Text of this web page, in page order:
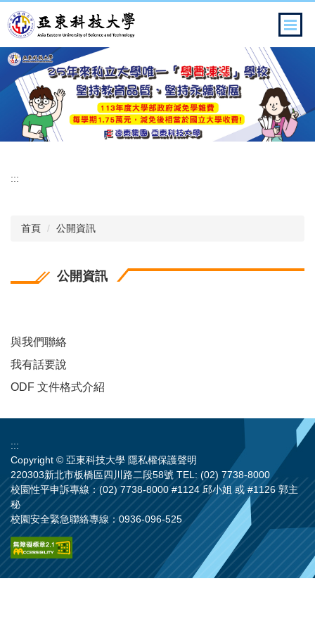
跳
到
主
要
內
容
:::
首頁 公開資訊
公開資訊
與我們聯絡
我有話要說
ODF 文件格式介紹
:::
Copyright © 亞東科技大學 隱私權保護聲明
220303新北市板橋區四川路二段58號 TEL: (02) 7738-8000
校園性平申訴專線：(02) 7738-8000 #1124 邱小姐 或 #1126 郭主
秘
校園安全緊急聯絡專線：0936-096-525